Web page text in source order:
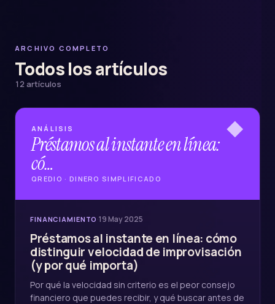
ARCHIVO COMPLETO
Todos los artículos
12 artículos
ANÁLISIS ◆
Préstamos al instante en línea:
có…
QREDIO · DINERO SIMPLIFICADO
FINANCIAMIENTO ·19 May 2025
Préstamos al instante en línea: cómo
distinguir velocidad de improvisación
(y por qué importa)
Por qué la velocidad sin criterio es el peor consejo
financiero que puedes recibir, y qué buscar antes de